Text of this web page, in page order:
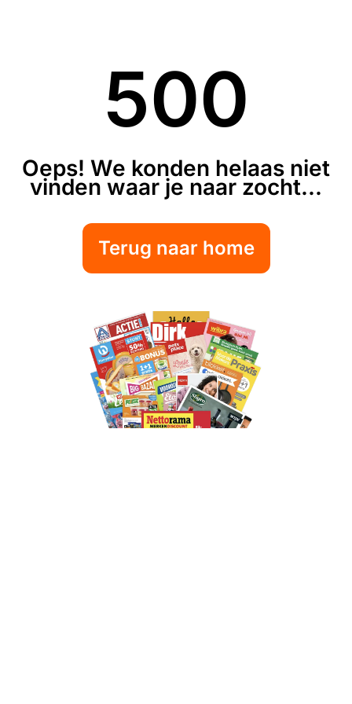
500
Oeps! We konden helaas niet
vinden waar je naar zocht...
Terug naar home